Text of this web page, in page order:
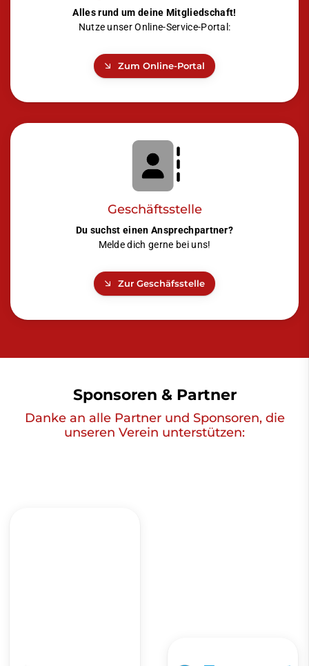
Alles rund um deine Mitgliedschaft!
Nutze unser Online-Service-Portal:
Zum Online-Portal
Geschäftsstelle
Du suchst einen Ansprechpartner?
Melde dich gerne bei uns!
Zur Geschäfsstelle
Sponsoren & Partner
Danke an alle Partner und Sponsoren, die
unseren Verein unterstützen: